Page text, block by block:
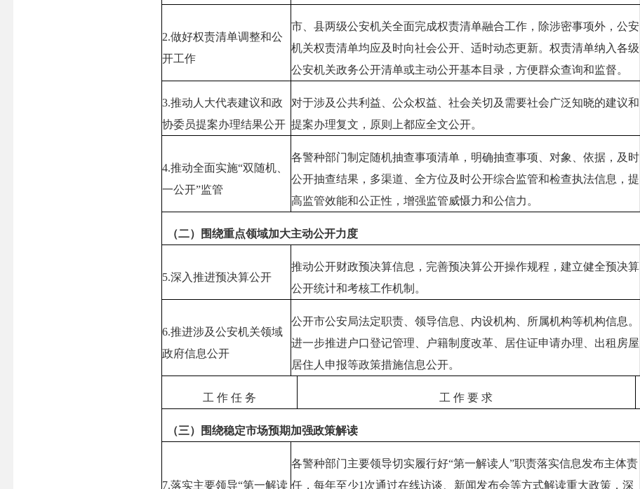
2.做好权责清单调整和公
开工作
市、县两级公安机关全面完成权责清单融合工作，除涉密事项外，公安
机关权责清单均应及时向社会公开、适时动态更新。权责清单纳入各级
公安机关政务公开清单或主动公开基本目录，方便群众查询和监督。
3.推动人大代表建议和政
协委员提案办理结果公开
对于涉及公共利益、公众权益、社会关切及需要社会广泛知晓的建议和
提案办理复文，原则上都应全文公开。
4.推动全面实施“双随机、
一公开”监管
各警种部门制定随机抽查事项清单，明确抽查事项、对象、依据，及时
公开抽查结果，多渠道、全方位及时公开综合监管和检查执法信息，提
高监管效能和公正性，增强监管威慑力和公信力。
（二）围绕重点领域加大主动公开力度
5.深入推进预决算公开
推动公开财政预决算信息，完善预决算公开操作规程，建立健全预决算
公开统计和考核工作机制。
6.推进涉及公安机关领域
政府信息公开
公开市公安局法定职责、领导信息、内设机构、所属机构等机构信息。
进一步推进户口登记管理、户籍制度改革、居住证申请办理、出租房屋
居住人申报等政策措施信息公开。
工 作 任 务 工 作 要 求
（三）围绕稳定市场预期加强政策解读
7.落实主要领导“第一解读
各警种部门主要领导切实履行好“第一解读人”职责落实信息发布主体责
任，每年至少1 次通过在线访谈、新闻发布会等方式解读重大政策，深